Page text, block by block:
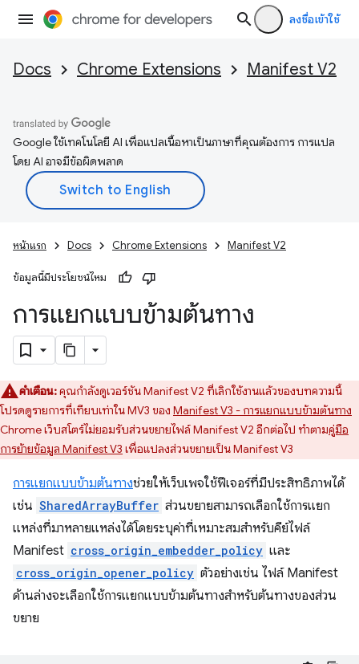
ลงชื่อเข้าใช้
Docs Chrome Extensions Manifest V2
Google ใช้เทคโนโลยี AI เพื่อแปลเนื้อหาเป็นภาษาที่คุณต้องการ การแปล
โดย AI อาจมีข้อผิดพลาด
หน้าแรก Docs Chrome Extensions Manifest V2
ข้อมูลนี้มีประโยชน์ไหม
การแยกแบบข้ามต้นทาง
คำเตือน:คุณกำลังดูเวอร์ชัน Manifest V2 ที่เลิกใช้งานแล้วของบทความนี้
โปรดดูรายการที่เทียบเท่าใน MV3 ของ Manifest V3 - การแยกแบบข้ามต้นทาง
Chrome เว็บสโตร์ไม่ยอมรับส่วนขยายไฟล์ Manifest V2 อีกต่อไป ทำตามคู่มือ
การย้ายข้อมูล Manifest V3 เพื่อแปลงส่วนขยายเป็น Manifest V3
การแยกแบบข้ามต้นทางช่วยให้เว็บเพจใช้ฟีเจอร์ที่มีประสิทธิภาพได้
เช่น SharedArrayBuffer ส่วนขยายสามารถเลือกใช้การแยก
แหล่งที่มาหลายแหล่งได้โดยระบุค่าที่เหมาะสมสำหรับคีย์ไฟล์
Manifest cross_origin_embedder_policy และ
cross_origin_opener_policy ตัวอย่างเช่น ไฟล์ Manifest
ด้านล่างจะเลือกใช้การแยกแบบข้ามต้นทางสำหรับต้นทางของส่วน
ขยาย